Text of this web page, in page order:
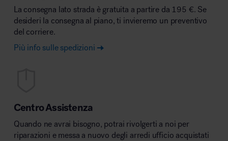
La consegna lato strada è gratuita a partire da 195 €. Se
desideri la consegna al piano, ti invieremo un preventivo
del corriere.
Più info sulle spedizioni
Centro Assistenza
Quando ne avrai bisogno, potrai rivolgerti a noi per
riparazioni e messa a nuovo degli arredi ufficio acquistati